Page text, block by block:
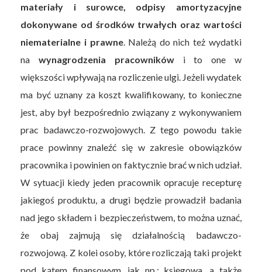
materiały i surowce, odpisy amortyzacyjne
dokonywane od środków trwałych oraz wartości
niematerialne i prawne. Należą do nich też wydatki
nawynagrodzenia pracownikówi to one w
większości wpływają na rozliczenie ulgi. Jeżeli wydatek
ma być uznany za koszt kwalifikowany, to konieczne
jest, aby był bezpośrednio związany z wykonywaniem
prac badawczo-rozwojowych. Z tego powodu takie
prace powinny znaleźć się w zakresie obowiązków
pracownika i powinien on faktycznie brać w nich udział.
W sytuacji kiedy jeden pracownik opracuje recepturę
jakiegoś produktu, a drugi będzie prowadził badania
nad jego składem i bezpieczeństwem, to można uznać,
że obaj zajmują się działalnością badawczo-
rozwojową. Z kolei osoby, które rozliczają taki projekt